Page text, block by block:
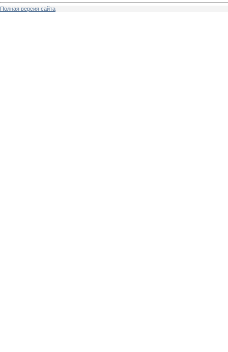
Полная версия сайта